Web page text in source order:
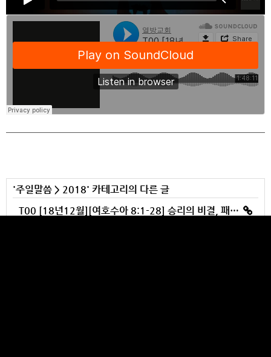
'주일말씀 > 2018' 카테고리의 다른 글
T00 [18년12월][여호수아 8:1-28] 승리의 비결, 패배의 원인